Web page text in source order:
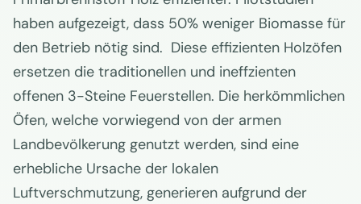
haben aufgezeigt, dass 50% weniger Biomasse für
den Betrieb nötig sind. Diese effizienten Holzöfen
ersetzen die traditionellen und ineffzienten
offenen 3-Steine Feuerstellen. Die herkömmlichen
Öfen, welche vorwiegend von der armen
Landbevölkerung genutzt werden, sind eine
erhebliche Ursache der lokalen
Luftverschmutzung, generieren aufgrund der